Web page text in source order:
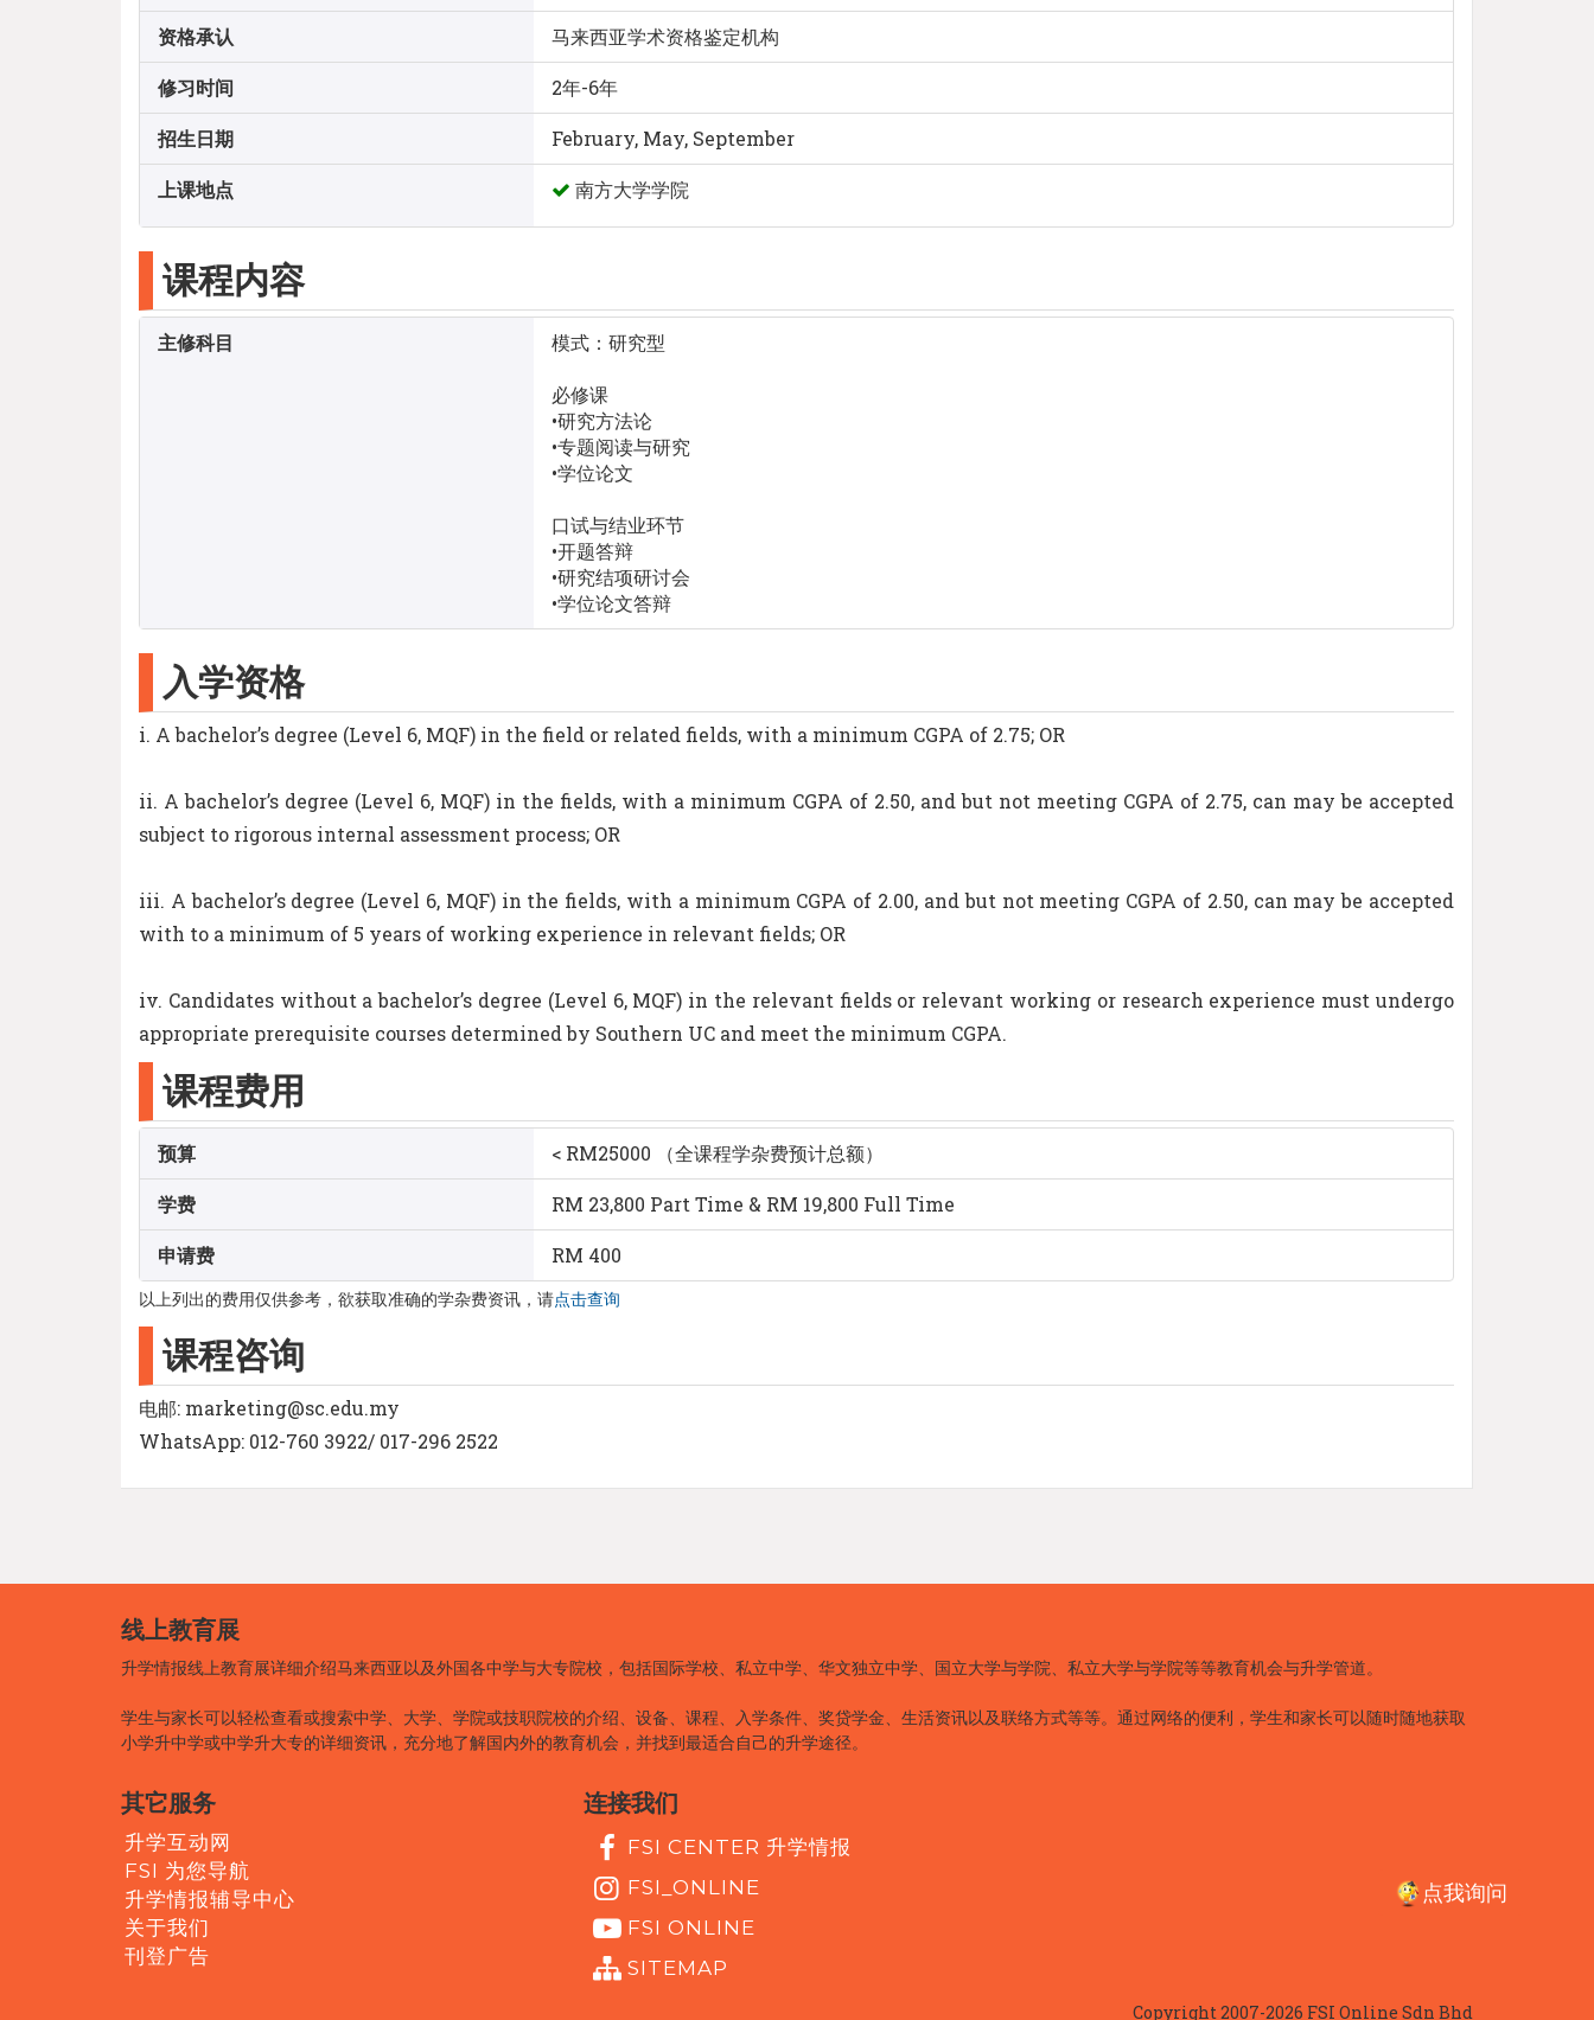
资格承认 马来西亚学术资格鉴定机构
修习时间 2年-6年
招生日期 February, May, September
上课地点 南方大学学院
课程内容
主修科目 模式：研究型
必修课
•研究方法论
•专题阅读与研究
•学位论文
口试与结业环节
•开题答辩
•研究结项研讨会
•学位论文答辩
入学资格
i. A bachelor’s degree (Level 6, MQF) in the field or related fields, with a minimum CGPA of 2.75; OR
ii. A bachelor’s degree (Level 6, MQF) in the fields, with a minimum CGPA of 2.50, and but not meeting CGPA of 2.75, can may be accepted
subject to rigorous internal assessment process; OR
iii. A bachelor’s degree (Level 6, MQF) in the fields, with a minimum CGPA of 2.00, and but not meeting CGPA of 2.50, can may be accepted
with to a minimum of 5 years of working experience in relevant fields; OR
iv. Candidates without a bachelor’s degree (Level 6, MQF) in the relevant fields or relevant working or research experience must undergo
appropriate prerequisite courses determined by Southern UC and meet the minimum CGPA.
课程费用
预算 < RM25000 （全课程学杂费预计总额）
学费 RM 23,800 Part Time & RM 19,800 Full Time
申请费 RM 400
以上列出的费用仅供参考，欲获取准确的学杂费资讯，请点击查询
课程咨询
电邮: marketing@sc.edu.my
WhatsApp: 012-760 3922/ 017-296 2522
点我询问
线上教育展
升学情报线上教育展详细介绍马来西亚以及外国各中学与大专院校，包括国际学校、私立中学、华文独立中学、国立大学与学院、私立大学与学院等等教育机会与升学管道。
学生与家长可以轻松查看或搜索中学、大学、学院或技职院校的介绍、设备、课程、入学条件、奖贷学金、生活资讯以及联络方式等等。通过网络的便利，学生和家长可以随时随地获取
小学升中学或中学升大专的详细资讯，充分地了解国内外的教育机会，并找到最适合自己的升学途径。
其它服务
升学互动网
FSI 为您导航
升学情报辅导中心
关于我们
刊登广告
连接我们
FSI CENTER 升学情报
FSI_ONLINE
FSI ONLINE
SITEMAP
Copyright 2007-2026 FSI Online Sdn Bhd